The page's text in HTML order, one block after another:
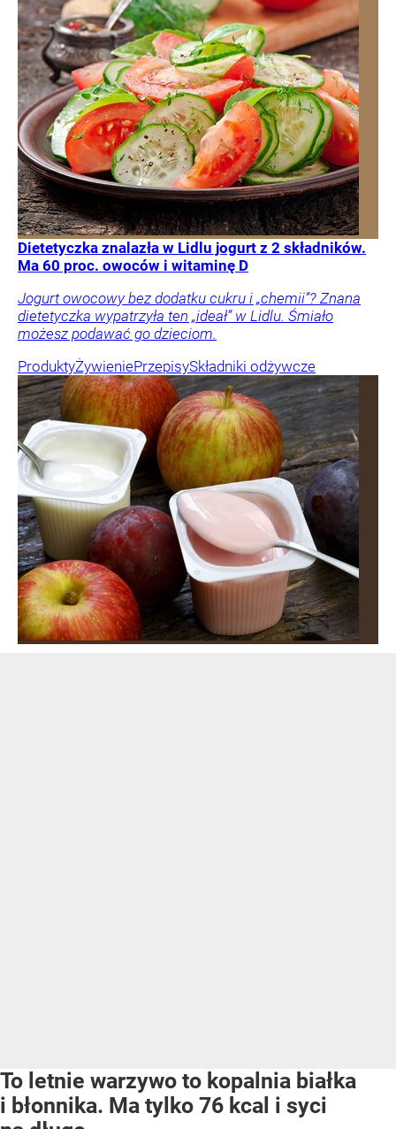
Dietetyczka znalazła w Lidlu jogurt z 2 składników.
Ma 60 proc. owoców i witaminę D
Jogurt owocowy bez dodatku cukru i „chemii”? Znana
dietetyczka wypatrzyła ten „ideał” w Lidlu. Śmiało
możesz podawać go dzieciom.
ProduktyŻywieniePrzepisySkładniki odżywcze
To letnie warzywo to kopalnia białka
i błonnika. Ma tylko 76 kcal i syci